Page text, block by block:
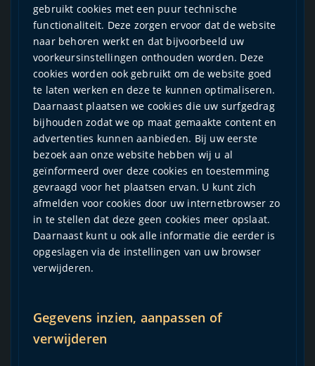
gebruikt cookies met een puur technische
functionaliteit. Deze zorgen ervoor dat de website
naar behoren werkt en dat bijvoorbeeld uw
voorkeursinstellingen onthouden worden. Deze
cookies worden ook gebruikt om de website goed
te laten werken en deze te kunnen optimaliseren.
Daarnaast plaatsen we cookies die uw surfgedrag
bijhouden zodat we op maat gemaakte content en
advertenties kunnen aanbieden. Bij uw eerste
bezoek aan onze website hebben wij u al
geïnformeerd over deze cookies en toestemming
gevraagd voor het plaatsen ervan. U kunt zich
afmelden voor cookies door uw internetbrowser zo
in te stellen dat deze geen cookies meer opslaat.
Daarnaast kunt u ook alle informatie die eerder is
opgeslagen via de instellingen van uw browser
verwijderen.
Gegevens inzien, aanpassen of
verwijderen